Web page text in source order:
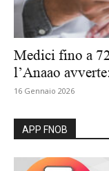
Medici fino a
l’Anaao
16 Gennaio 2026
APP FNOB